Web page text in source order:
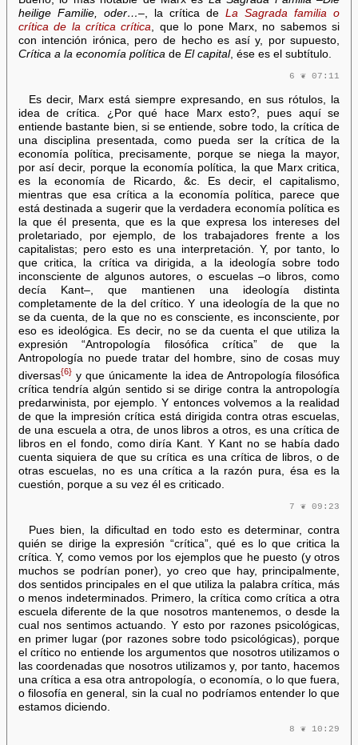
heilige Familie, oder…–, la crítica deLa Sagrada familia o
crítica de la crítica crítica , que lo pone Marx, no sabemos si
con intención irónica, pero de hecho es así y, por supuesto,
Crítica a la economía política de El capital, ése es el subtítulo.
6 ❦ 07:11
Es decir, Marx está siempre expresando, en sus rótulos, la
idea de crítica. ¿Por qué hace Marx esto?, pues aquí se
entiende bastante bien, si se entiende, sobre todo, la crítica de
una disciplina presentada, como pueda ser la crítica de la
economía política, precisamente, porque se niega la mayor,
por así decir, porque la economía política, la que Marx critica,
es la economía de Ricardo, &c. Es decir, el capitalismo,
mientras que esa crítica a la economía política, parece que
está destinada a sugerir que la verdadera economía política es
la que él presenta, que es la que expresa los intereses del
proletariado, por ejemplo, de los trabajadores frente a los
capitalistas; pero esto es una interpretación. Y, por tanto, lo
que critica, la crítica va dirigida, a la ideología sobre todo
inconsciente de algunos autores, o escuelas –o libros, como
decía Kant–, que mantienen una ideología distinta
completamente de la del crítico. Y una ideología de la que no
se da cuenta, de la que no es consciente, es inconsciente, por
eso es ideológica. Es decir, no se da cuenta el que utiliza la
expresión “Antropología filosófica crítica” de que la
Antropología no puede tratar del hombre, sino de cosas muy
diversas{6}y que únicamente la idea de Antropología filosófica
crítica tendría algún sentido si se dirige contra la antropología
predarwinista, por ejemplo. Y entonces volvemos a la realidad
de que la impresión crítica está dirigida contra otras escuelas,
de una escuela a otra, de unos libros a otros, es una crítica de
libros en el fondo, como diría Kant. Y Kant no se había dado
cuenta siquiera de que su crítica es una crítica de libros, o de
otras escuelas, no es una crítica a la razón pura, ésa es la
cuestión, porque a su vez él es criticado.
7 ❦ 09:23
Pues bien, la dificultad en todo esto es determinar, contra
quién se dirige la expresión “crítica”, qué es lo que critica la
crítica. Y, como vemos por los ejemplos que he puesto (y otros
muchos se podrían poner), yo creo que hay, principalmente,
dos sentidos principales en el que utiliza la palabra crítica, más
o menos indeterminados. Primero, la crítica como crítica a otra
escuela diferente de la que nosotros mantenemos, o desde la
cual nos sentimos actuando. Y esto por razones psicológicas,
en primer lugar (por razones sobre todo psicológicas), porque
el crítico no entiende los argumentos que nosotros utilizamos o
las coordenadas que nosotros utilizamos y, por tanto, hacemos
una crítica a esa otra antropología, o economía, o lo que fuera,
o filosofía en general, sin la cual no podríamos entender lo que
estamos diciendo.
8 ❦ 10:29